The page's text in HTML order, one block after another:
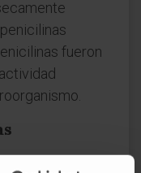
fueron